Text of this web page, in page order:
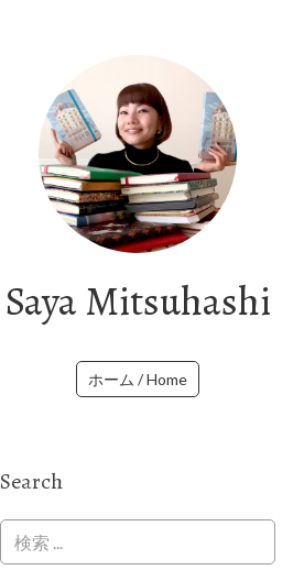
Saya Mitsuhashi
ホーム / Home
Search